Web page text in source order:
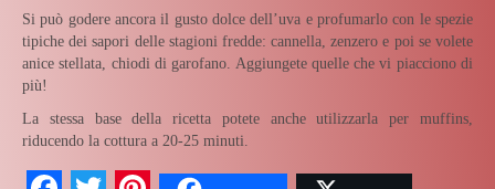
Si può godere ancora il gusto dolce dell’uva e profumarlo con le spezie
tipiche dei sapori delle stagioni fredde: cannella, zenzero e poi se volete
anice stellata, chiodi di garofano. Aggiungete quelle che vi piacciono di
più!
La stessa base della ricetta potete anche utilizzarla per muffins,
riducendo la cottura a 20-25 minuti.